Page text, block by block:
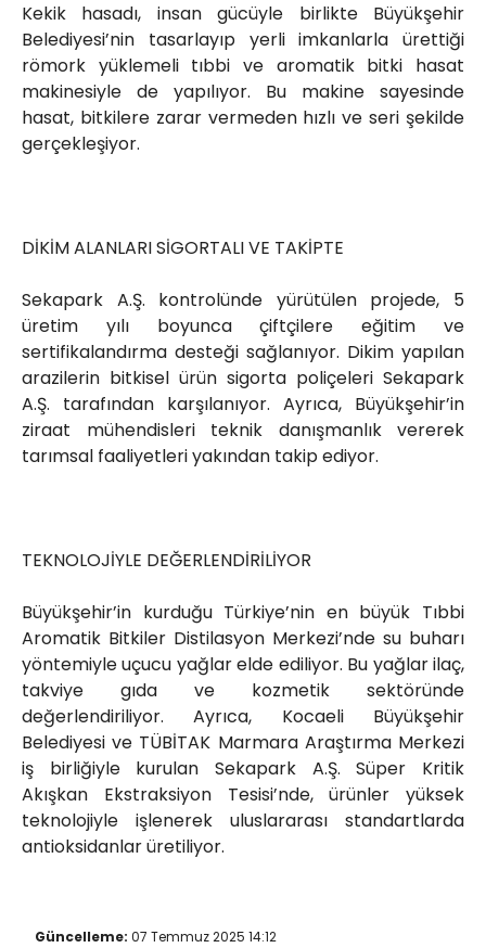
Kekik hasadı, insan gücüyle birlikte Büyükşehir
Belediyesi’nin tasarlayıp yerli imkanlarla ürettiği
römork yüklemeli tıbbi ve aromatik bitki hasat
makinesiyle de yapılıyor. Bu makine sayesinde
hasat, bitkilere zarar vermeden hızlı ve seri şekilde
gerçekleşiyor.
DİKİM ALANLARI SİGORTALI VE TAKİPTE
Sekapark A.Ş. kontrolünde yürütülen projede, 5
üretim yılı boyunca çiftçilere eğitim ve
sertifikalandırma desteği sağlanıyor. Dikim yapılan
arazilerin bitkisel ürün sigorta poliçeleri Sekapark
A.Ş. tarafından karşılanıyor. Ayrıca, Büyükşehir’in
ziraat mühendisleri teknik danışmanlık vererek
tarımsal faaliyetleri yakından takip ediyor.
TEKNOLOJİYLE DEĞERLENDİRİLİYOR
Büyükşehir’in kurduğu Türkiye’nin en büyük Tıbbi
Aromatik Bitkiler Distilasyon Merkezi’nde su buharı
yöntemiyle uçucu yağlar elde ediliyor. Bu yağlar ilaç,
takviye gıda ve kozmetik sektöründe
değerlendiriliyor. Ayrıca, Kocaeli Büyükşehir
Belediyesi ve TÜBİTAK Marmara Araştırma Merkezi
iş birliğiyle kurulan Sekapark A.Ş. Süper Kritik
Akışkan Ekstraksiyon Tesisi’nde, ürünler yüksek
teknolojiyle işlenerek uluslararası standartlarda
antioksidanlar üretiliyor.
Güncelleme: 07 Temmuz 2025 14:12